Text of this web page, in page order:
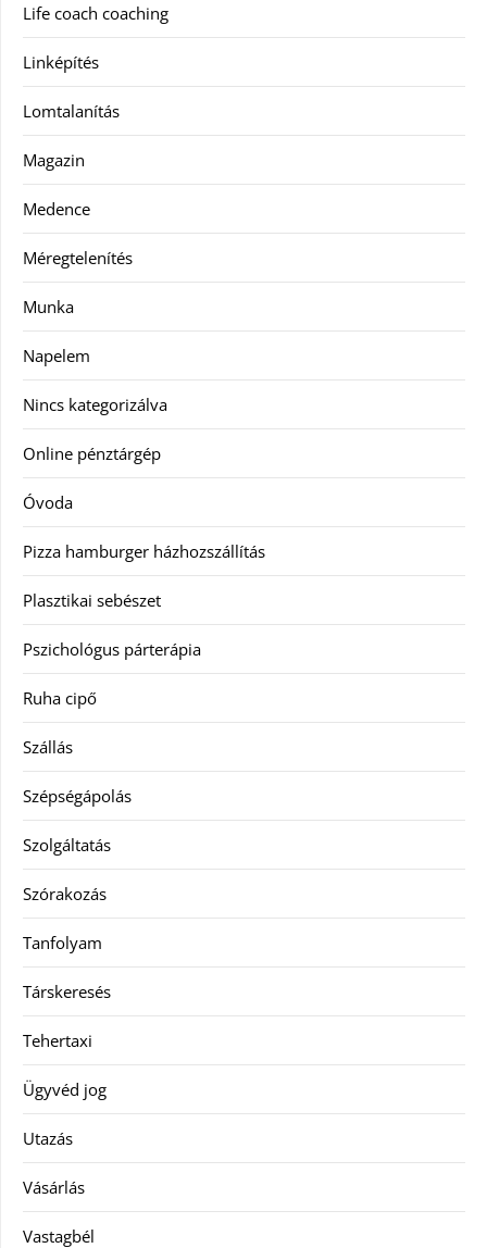
Life coach coaching
Linképítés
Lomtalanítás
Magazin
Medence
Méregtelenítés
Munka
Napelem
Nincs kategorizálva
Online pénztárgép
Óvoda
Pizza hamburger házhozszállítás
Plasztikai sebészet
Pszichológus párterápia
Ruha cipő
Szállás
Szépségápolás
Szolgáltatás
Szórakozás
Tanfolyam
Társkeresés
Tehertaxi
Ügyvéd jog
Utazás
Vásárlás
Vastagbél